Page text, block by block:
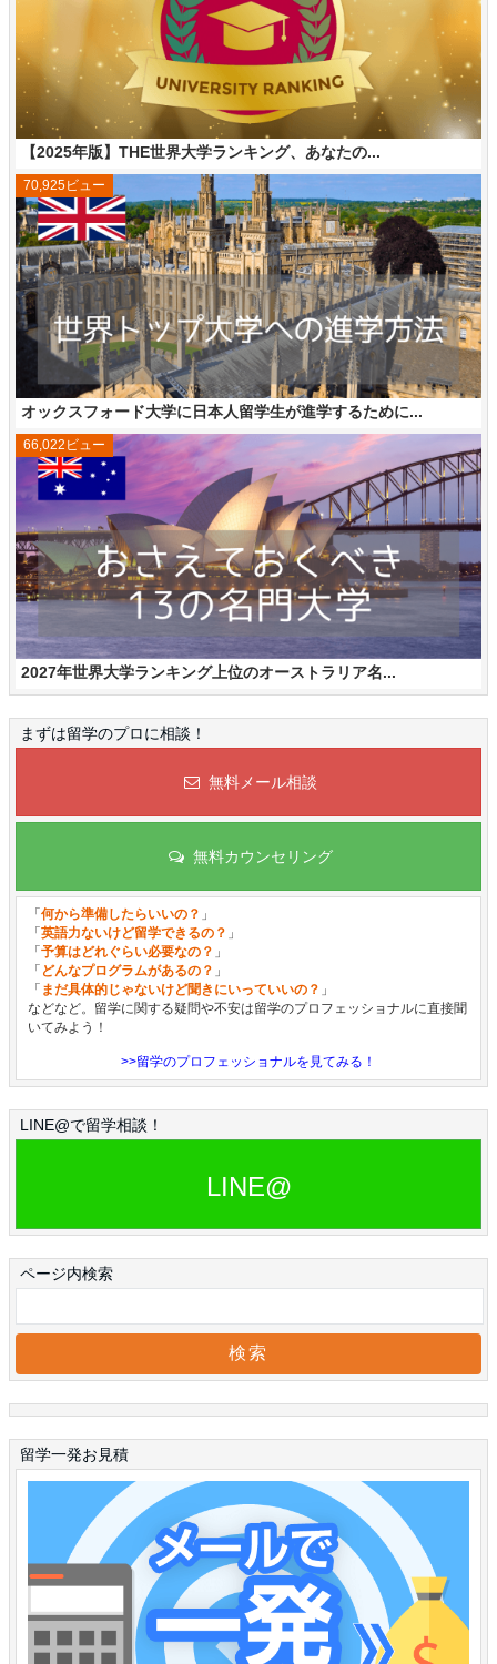
【2025年版】THE世界大学ランキング、あなたの...
オックスフォード大学に日本人留学生が進学するために...
70,925ビュー
2027年世界大学ランキング上位のオーストラリア名...
66,022ビュー
まずは留学のプロに相談！
無料メール相談
無料カウンセリング
「何から準備したらいいの？ 」
「英語力ないけど留学できるの？ 」
「予算はどれぐらい必要なの？ 」
「 どんなプログラムがあるの？ 」
「 まだ具体的じゃないけど聞きにいっていいの？ 」
などなど。留学に関する疑問や不安は留学のプロフェッショナルに直接聞
いてみよう！
>>留学のプロフェッショナルを見てみる！
LINE@で留学相談！
LINE@
ページ内検索
留学一発お見積